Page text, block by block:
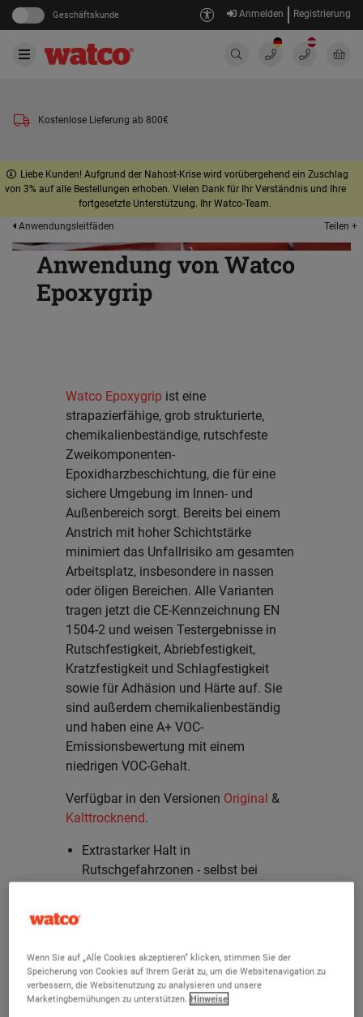
Geschäftskunde Anmelden Registrierung
Kostenlose Lieferung ab 800€
Liebe Kunden! Aufgrund der Nahost-Krise wird vorübergehend ein Zuschlag
von 3% auf alle Bestellungen erhoben. Vielen Dank für Ihr Verständnis und Ihre
fortgesetzte Unterstützung. Ihr Watco-Team.
Anwendungsleitfäden
Teilen +
Anwendung von Watco
Epoxygrip
Watco Epoxygrip ist eine
strapazierfähige, grob strukturierte,
chemikalienbeständige, rutschfeste
Zweikomponenten-
Epoxidharzbeschichtung, die für eine
sichere Umgebung im Innen- und
Außenbereich sorgt. Bereits bei einem
Anstrich mit hoher Schichtstärke
minimiert das Unfallrisiko am gesamten
Arbeitsplatz, insbesondere in nassen
oder öligen Bereichen. Alle Varianten
tragen jetzt die CE-Kennzeichnung EN
1504-2 und weisen Testergebnisse in
Rutschfestigkeit, Abriebfestigkeit,
Kratzfestigkeit und Schlagfestigkeit
sowie für Adhäsion und Härte auf. Sie
sind außerdem chemikalienbeständig
und haben eine A+ VOC-
Emissionsbewertung mit einem
niedrigen VOC-Gehalt.
Verfügbar in den Versionen Original &
Kalttrocknend.
Extrastarker Halt in
Rutschgefahrzonen - selbst bei
Grobkörniges Anti-Rutsch-Finish
Hält dauerhaften Belastungen stand
Chemikalienresistent
Wenn Sie auf „Alle Cookies akzeptieren“ klicken, stimmen Sie der
Speicherung von Cookies auf Ihrem Gerät zu, um die Websitenavigation zu
verbessern, die Websitenutzung zu analysieren und unsere
Marketingbemühungen zu unterstützen. Hinweise